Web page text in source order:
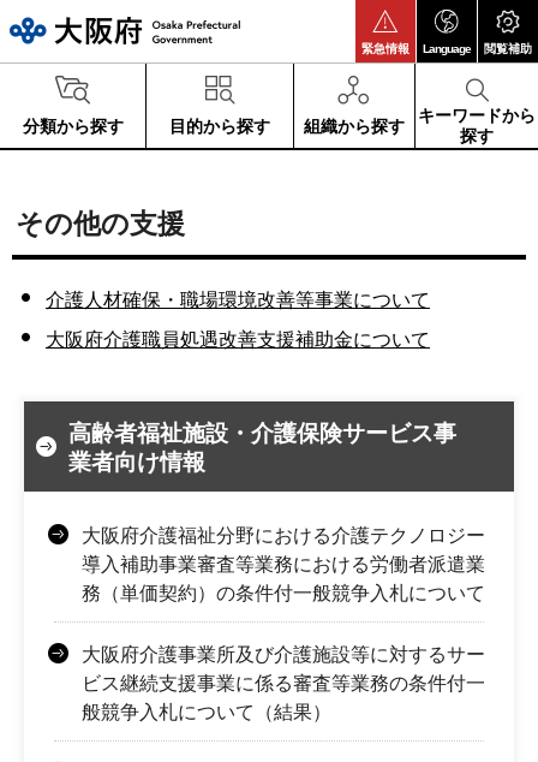
緊急情報 Language 閲覧補助
分類から探す 目的から探す 組織から探す
キーワードから
探す
その他の支援
介護人材確保・職場環境改善等事業について
大阪府介護職員処遇改善支援補助金について
高齢者福祉施設・介護保険サービス事
業者向け情報
大阪府介護福祉分野における介護テクノロジー
導入補助事業審査等業務における労働者派遣業
務（単価契約）の条件付一般競争入札について
大阪府介護事業所及び介護施設等に対するサー
ビス継続支援事業に係る審査等業務の条件付一
般競争入札について（結果）